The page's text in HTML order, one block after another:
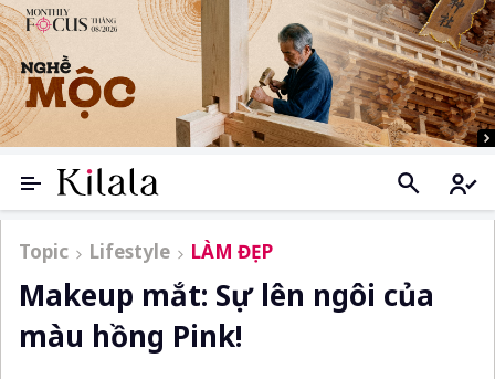
Topic Lifestyle LÀM ĐẸP
Makeup mắt: Sự lên ngôi của
màu hồng Pink!